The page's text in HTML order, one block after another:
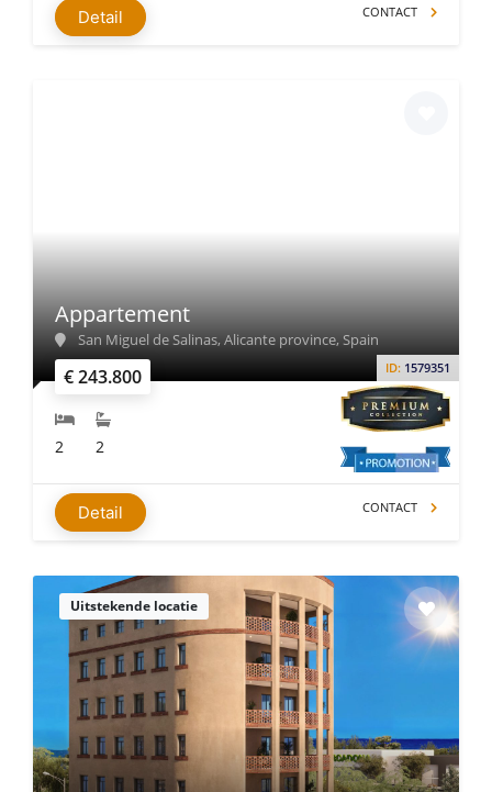
Detail CONTACT
€ 243.800 ID: 1579351
Appartement
San Miguel de Salinas, Alicante province, Spain
2 2
Detail CONTACT
Uitstekende locatie